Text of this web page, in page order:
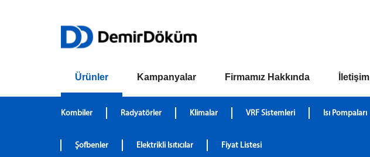
Ürünler
Kombiler Radyatörler Klimalar VRF Sistemleri Isı Pompaları
Şofbenler Elektrikli Isıtıcılar Fiyat Listesi
Kampanyalar Firmamız Hakkında İletişim